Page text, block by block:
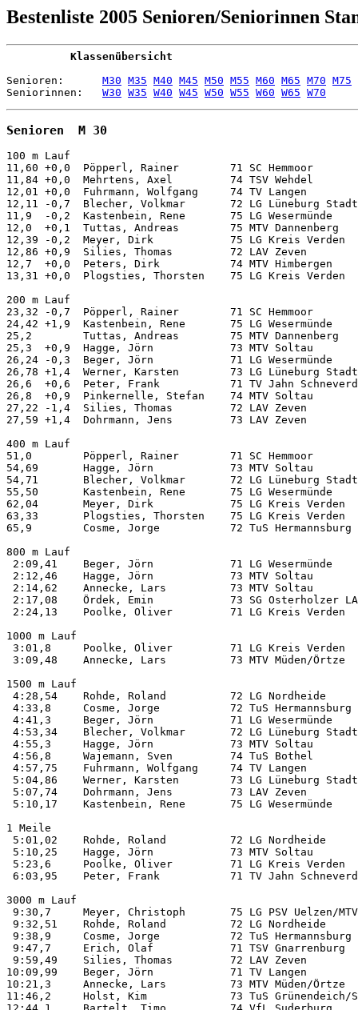
Bestenliste 2005 Senioren/Seniorinnen
          Klassenübersicht
Senioren: M30 M35 M40 M45 M50 M55 M60 M65 M70 M75
Seniorinnen: W30 W35 W40 W45 W50 W55 W60 W65 W70
Senioren  M 30
100 m Lauf          
11,60 +0,0  Pöpperl, Rainer        71 SC Hemmoor             Münster            18.06.
11,84 +0,0  Mehrtens, Axel         74 TSV Wehdel             Wunstorf           05.06.
12,01 +0,0  Fuhrmann, Wolfgang     74 TV Langen              Zeven              14.08.
12,11 -0,7  Blecher, Volkmar       72 LG Lüneburg Stadt-Land Winsen/Luhe        03.09.
11,9  -0,2  Kastenbein, Rene       75 LG Wesermünde          Wiepenkathen       24.04.
12,0  +0,1  Tuttas, Andreas        75 MTV Dannenberg         Lüchow             18.06.
12,39 -0,2  Meyer, Dirk            75 LG Kreis Verden        Verden             27.08.
12,86 +0,9  Silies, Thomas         72 LAV Zeven              Oldendorf          09.06.
12,7  +0,0  Peters, Dirk           74 MTV Himbergen          Suderburg          01.05.
13,31 +0,0  Plogsties, Thorsten    75 LG Kreis Verden        Verden             27.08.

200 m Lauf          
23,32 -0,7  Pöpperl, Rainer        71 SC Hemmoor             Nordholz           27.08.
24,42 +1,9  Kastenbein, Rene       75 LG Wesermünde          Osnabrück          18.09.
25,2        Tuttas, Andreas        75 MTV Dannenberg         Dannenberg         25.05.
25,3  +0,9  Hagge, Jörn            73 MTV Soltau             Soltau             11.06.
26,24 -0,3  Beger, Jörn            71 LG Wesermünde          Osterholz-Sch.     29.05.
26,78 +1,4  Werner, Karsten        73 LG Lüneburg Stadt-Land Osnabrück          18.09.
26,6  +0,6  Peter, Frank           71 TV Jahn Schneverdingen Soltau             11.06.
26,8  +0,9  Pinkernelle, Stefan    74 MTV Soltau             Soltau             11.06.
27,22 -1,4  Silies, Thomas         72 LAV Zeven              Zeven              23.05.
27,59 +1,4  Dohrmann, Jens         73 LAV Zeven              Osnabrück          18.09.

400 m Lauf          
51,0        Pöpperl, Rainer        71 SC Hemmoor             HH-Neugraben       01.09.
54,69       Hagge, Jörn            73 MTV Soltau             Celle              26.06.
54,71       Blecher, Volkmar       72 LG Lüneburg Stadt-Land Winsen/Luhe        03.09.
55,50       Kastenbein, Rene       75 LG Wesermünde          Osterholz-Sch.     29.05.
62,04       Meyer, Dirk            75 LG Kreis Verden        Verden             27.08.
63,33       Plogsties, Thorsten    75 LG Kreis Verden        Verden             27.08.
65,9        Cosme, Jorge           72 TuS Hermannsburg       Suderburg          28.08.

800 m Lauf          
 2:09,41    Beger, Jörn            71 LG Wesermünde          Osterholz-Sch.     29.05.
 2:12,46    Hagge, Jörn            73 MTV Soltau             Osterholz-Sch.     29.05.
 2:14,62    Annecke, Lars          73 MTV Soltau             Osterholz-Sch.     29.05.
 2:17,08    Ördek, Emin            73 SG Osterholzer LA      Delmenhorst        22.06.
 2:24,13    Poolke, Oliver         71 LG Kreis Verden        Verden             24.04.

1000 m Lauf         
 3:01,8     Poolke, Oliver         71 LG Kreis Verden        Sottrum            26.05.
 3:09,48    Annecke, Lars          73 MTV Müden/Örtze        Hannover           08.05.

1500 m Lauf         
 4:28,54    Rohde, Roland          72 LG Nordheide           Celle              26.06.
 4:33,8     Cosme, Jorge           72 TuS Hermannsburg       Winsen/Luhe        10.08.
 4:41,3     Beger, Jörn            71 LG Wesermünde          Sottrum            26.05.
 4:53,34    Blecher, Volkmar       72 LG Lüneburg Stadt-Land Winsen/Luhe        04.09.
 4:55,3     Hagge, Jörn            73 MTV Soltau             Soltau             11.06.
 4:56,8     Wajemann, Sven         74 TuS Bothel             Sottrum            26.05.
 4:57,75    Fuhrmann, Wolfgang     74 TV Langen              Zeven              14.05.
 5:04,86    Werner, Karsten        73 LG Lüneburg Stadt-Land Osnabrück          18.09.
 5:07,74    Dohrmann, Jens         73 LAV Zeven              Osnabrück          18.09.
 5:10,17    Kastenbein, Rene       75 LG Wesermünde          Osnabrück          18.09.

1 Meile             
 5:01,02    Rohde, Roland          72 LG Nordheide           Neustadt           21.05.
 5:10,25    Hagge, Jörn            73 MTV Soltau             Soltau             08.06.
 5:23,6     Poolke, Oliver         71 LG Kreis Verden        Sottrum            21.04.
 6:03,95    Peter, Frank           71 TV Jahn Schneverdingen Soltau             08.06.

3000 m Lauf         
 9:30,7     Meyer, Christoph       75 LG PSV Uelzen/MTV BarumSuderburg          07.09.
 9:32,51    Rohde, Roland          72 LG Nordheide           Wunstorf           05.06.
 9:38,9     Cosme, Jorge           72 TuS Hermannsburg       Winsen/Luhe        17.08.
 9:47,7     Erich, Olaf            71 TSV Gnarrenburg        Sottrum            13.09.
 9:59,49    Silies, Thomas         72 LAV Zeven              Zeven              11.04.
10:09,99    Beger, Jörn            71 TV Langen              Stade              05.05.
10:21,3     Annecke, Lars          73 MTV Müden/Örtze        Unterlüß           20.05.
11:46,2     Holst, Kim             73 TuS Grünendeich/Steink.Dochtersen         15.05.
12:44,1     Bartelt, Timo          74 VfL Suderburg          Suderburg          07.09.

5000 m Lauf         
16:22,6     Cosma, Jorge           72 TuS Hermannsburg       Winsen/Luhe        24.08.
16:26,8     Rupprecht, Peer-Rasmus 75 Stader SV              Dochtersen         13.05.
16:30,3     Rohde, Roland          72 LG Nordheide           Winsen/Luhe        24.08.
16:52,6     Erich, Olaf            71 TSV Gnarrenburg        Sottrum            15.06.
17:44,01    Silies, Thomas         72 LAV Zeven              Oldendorf          09.06.
17:52,83    Beger, Jörn            71 LG Wesermünde          Hannover           21.05.
18:44,3     Mahler, Stephan        72 LG Kehdingen           Dochtersen         13.05.
24:49,8     Bloss, Henning         73 LG Kehdingen           Dochtersen         13.05.

10.000 m Lauf       
36:28,4     Erich, Olaf            71 TSV Gnarrenburg        Sottrum            13.09.
45:10,4     Giese, Kay             71 Post-SV Buxtehude      Buxtehude          10.04.
47:39,6     Bartelt, Timo          74 VfL Suderburg          Suderburg          23.09.

1 Stunde Lauf       
13.060      Giese, Kay             71 Post-SV Buxtehude      Buxtehude          10.04.

10 km Lauf          
  32:51     Susmann, Markus        75 MTV Lüdingworth        Otterndorf         20.03.
  34:04     Meyer, Detlef          75 SG Osterholzer LA      Otterndorf         11.09.
  34:18     Meyer, Christoph       75 LG PSV Uelzen/MTV BarumOtterndorf         20.03.
  34:30     Rupprecht, Peer-Rasmus 75 Stader SV              Wanna              16.07.
  34:58     Erich, Olaf            71 TSV Gnarrenburg        Sottrum            06.05.
  36:16     Ördek, Emin            73 SG Osterholzer LA      Bremen             25.09.
  36:17     Silies, Thomas         72 LAV Zeven              Sottrum            06.05.
  36:21     Beger, Jörn            71 TV Langen              Otterndorf         20.03.
  36:25     Pingel, Lars           75 TSV Großenwörden       Himmelpforten      19.03.
  38:00     Rettig, Frank          75 SV Munster             Schortens          29.10.

10 km Lauf Mannschaft
 1:50:55    TSV Eintracht Hittfeld I                          Buchholz           19.06.
             Helmboldt, R. 62 -35:26; Bülow, M. 69 -36:52                                
             Ebel, F. 69 -38:37
 1:51:38    TSV Otterndorf I                                  Balje              11.06.
             Schwiemann, M. 70 -36:05; Tietje, M. 56 -36:08                              
             Hargus, T. 68 -39:25
 1:59:20    TSV Gnarrenburg I                                 Sottrum            06.05.
             Erich, O. 71 -34:58; Sethmann, D. 43 -40:03                                 
             Rimkus, R. 61 -44:19
 2:04:22    TV Scheeßel Eichenschule                          Sottrum            06.05.
             Brinkmann, K. 61 -39:50; Klindworth, J. 59 -40:03                           
             Tietjen, M. 74 -44:29
 2:05:37    TSG Nordholz I                                    Otterndorf         20.03.
             Krix, P. 66 -41:07; Mertens, U. 66 -41:23                                   
             Lopez, M. 57 -43:07
 2:08:04    TV Sottrum                                        Sottrum            06.05.
             Rosebrock, L. 71 -38:23; Holzkamm, T. 71 -44:31                             
             Hammesfahr, H. 57 -45:10
 2:09:26    SV Sporting Lüchow I                              Lüchow             19.08.
             Frenzel, T. 67 -41:04; Thiele, R. 46 -42:32                                 
             Haacke, M. 56 -45:50
 2:20:45    SV Sporting Lüchow II                             Lüchow             19.08.
             Gehrke, T. 43 -45:55; Wolfrath, V. 72 -46:52                                
             Göwe, D. 42 -47:58
 2:45:16    SV Sporting Lüchow III                            Lüchow             19.08.
             Richter, P. 68 -49:44; Oswald, P. 61 -57:27                                 
             Cordes, C. 57 -58:05

Halbmarathonlauf    
 1:18:55    Ehrlich, Olaf          71 TSV Gnarrenburg        HH-Neugraben       03.04.
 1:25:04    Silies, Thomas         72 LAV Zeven              Spelle             19.08.
 1:26:52    Horn, Carsten          71 SC Kirch-u. WesterweyheBad Bevensen       08.05.
 1:29:31    Zurek, Oliver          71 TSV Wehdel             hh Neugraben       30.10.
 1:32:15    Beger, Jörn            71 LG Wesermünde          Bokel              27.08.
 1:33:27    Frey, Jürgen           71 TSV Ihlienworth        Otterndorf         25.09.
 1:34:40    Wilkens, Stefan        75 IGAS Wendland          Wustrow            02.04.
 1:36:46    Bergmann, Marko        74 VfL Stade              Himmelpforten      19.03.
 1:40:03    Boikat, Dirk           74 IGAS Wendland          Wustrow            02.04.
 1:40:03    Meyer, Oliver          72 IGAS Wendland          Wustrow            02.04.

Halbmarathonlauf Mannschaft
 4:03:57